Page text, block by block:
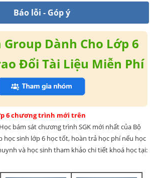
Báo lỗi - Góp ý
Group Dành Cho Lớp 6
Đổi Tài Liệu Miễn Phí
6 chương trình mới trên
Học bám sát chương trình SGK mới nhất của Bộ
học sinh lớp 6 học tốt, hoàn trả học phí nếu học
và học sinh tham khảo chi tiết khoá học tại: